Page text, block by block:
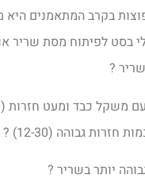
בקרב המתאמנים היא
בסט לפיתוח מסת שריר או
?
גבוהה (12-30) ?
יותר בשריר ?